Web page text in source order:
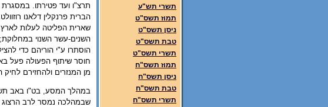
תרצ"ו ועד פטירתו.
הברית פרנקלין דלאנו
שארית הפליטה לעלות לארץ
השנים-עשר השנוי
הוסתרו ע"י הוריהם כדי
חוסר שיתוף הפעולה פעל
מן המנזרים ולהחזירם
במהלך המסע, בט"ו באב
שבמהלכה נמסר לרב הרצוג
תשרי תש"ע
תמוז תשס"ט
ניסן תשס"ט
טבת תשס"ט
תשרי תשס"ט
תמוז תשס"ח
ניסן תשס"ח
טבת תשס"ח
תשרי תשס"ח